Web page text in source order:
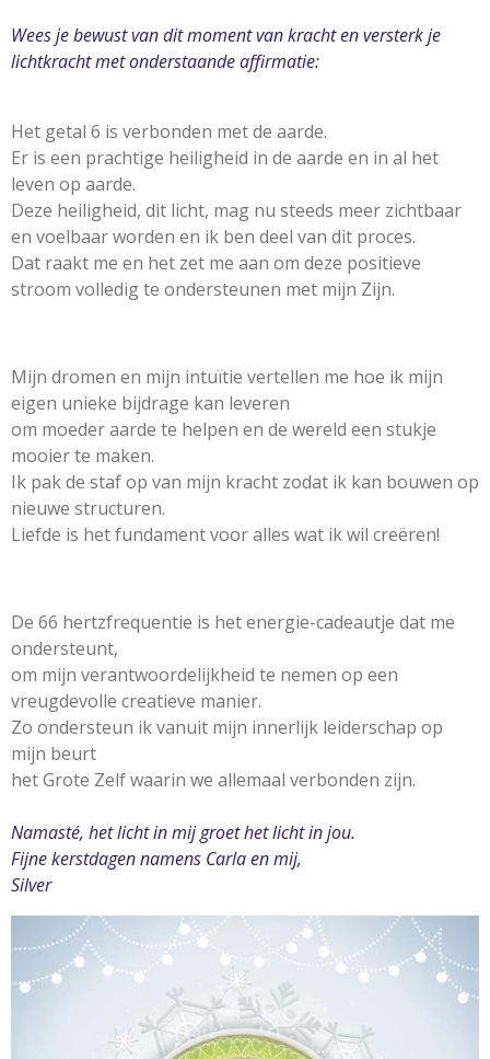
Wees je bewust van dit moment van kracht en versterk je
lichtkracht met onderstaande affirmatie:
Het getal 6 is verbonden met de aarde.
Er is een prachtige heiligheid in de aarde en in al het
leven op aarde.
Deze heiligheid, dit licht, mag nu steeds meer zichtbaar
en voelbaar worden en ik ben deel van dit proces.
Dat raakt me en het zet me aan om deze positieve
stroom volledig te ondersteunen met mijn Zijn.
Mijn dromen en mijn intuïtie vertellen me hoe ik mijn
eigen unieke bijdrage kan leveren
om moeder aarde te helpen en de wereld een stukje
mooier te maken.
Ik pak de staf op van mijn kracht zodat ik kan bouwen op
nieuwe structuren.
Liefde is het fundament voor alles wat ik wil creëren!
De 66 hertzfrequentie is het energie-cadeautje dat me
ondersteunt,
om mijn verantwoordelijkheid te nemen op een
vreugdevolle creatieve manier.
Zo ondersteun ik vanuit mijn innerlijk leiderschap op
mijn beurt
het Grote Zelf waarin we allemaal verbonden zijn.
Namasté, het licht in mij groet het licht in jou.
Fijne kerstdagen namens Carla en mij,
Silver